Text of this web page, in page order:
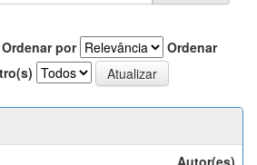
Ordenar por
Ordenar
Autor(es)